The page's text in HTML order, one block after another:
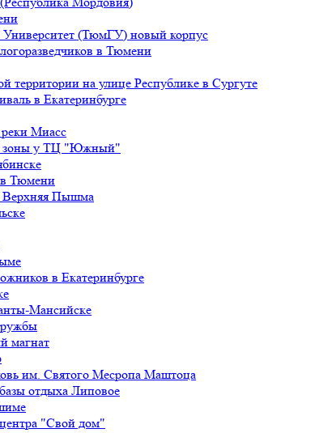
(ТюмГУ) новый корпус
в Тюмени
территории на улице Республике в Сургуте
в Екатеринбурге
реки Миасс
зоны у ТЦ "Южный"
в Тюмени
Верхняя Пышма
в Екатеринбурге
Мансийске
магнат
им. Святого Месропа Маштоца
отдыха Липовое
"Свой дом"